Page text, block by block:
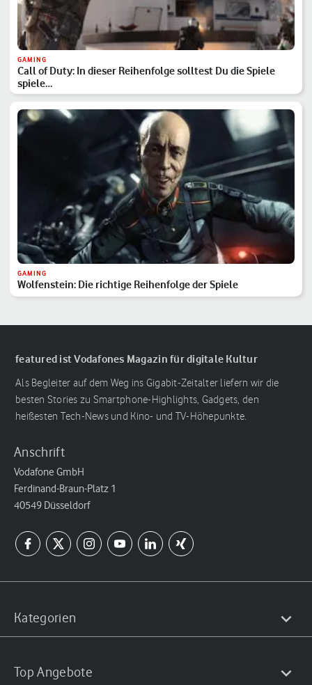
GAMING
Call of Duty: In dieser Reihenfolge solltest Du die Spiele
spiele…
GAMING
Wolfenstein: Die richtige Reihenfolge der Spiele
featured ist Vodafones Magazin für digitale Kultur
Als Begleiter auf dem Weg ins Gigabit-Zeitalter liefern wir die
besten Stories zu Smartphone-Highlights, Gadgets, den
heißesten Tech-News und Kino- und TV-Höhepunkte.
Anschrift
Vodafone GmbH
Ferdinand-Braun-Platz 1
40549 Düsseldorf
Kategorien
Top Angebote